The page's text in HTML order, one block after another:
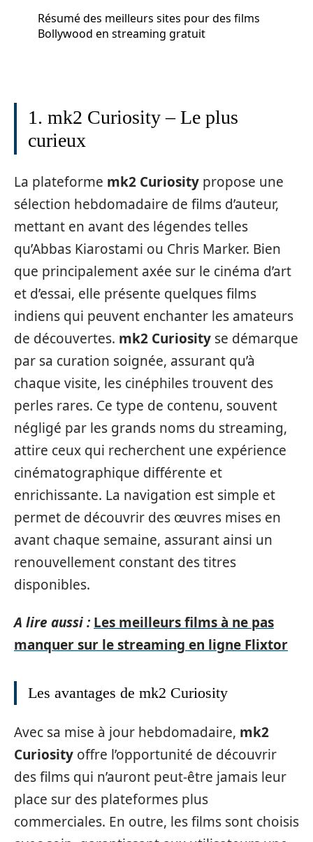
Résumé des meilleurs sites pour des films
Bollywood en streaming gratuit
1. mk2 Curiosity – Le plus
curieux
La plateforme mk2 Curiosity propose une
sélection hebdomadaire de films d’auteur,
mettant en avant des légendes telles
qu’Abbas Kiarostami ou Chris Marker. Bien
que principalement axée sur le cinéma d’art
et d’essai, elle présente quelques films
indiens qui peuvent enchanter les amateurs
de découvertes. mk2 Curiosity se démarque
par sa curation soignée, assurant qu’à
chaque visite, les cinéphiles trouvent des
perles rares. Ce type de contenu, souvent
négligé par les grands noms du streaming,
attire ceux qui recherchent une expérience
cinématographique différente et
enrichissante. La navigation est simple et
permet de découvrir des œuvres mises en
avant chaque semaine, assurant ainsi un
renouvellement constant des titres
disponibles.
A lire aussi : Les meilleurs films à ne pas
manquer sur le streaming en ligne Flixtor
Les avantages de mk2 Curiosity
Avec sa mise à jour hebdomadaire, mk2
Curiosity offre l’opportunité de découvrir
des films qui n’auront peut-être jamais leur
place sur des plateformes plus
commerciales. En outre, les films sont choisis